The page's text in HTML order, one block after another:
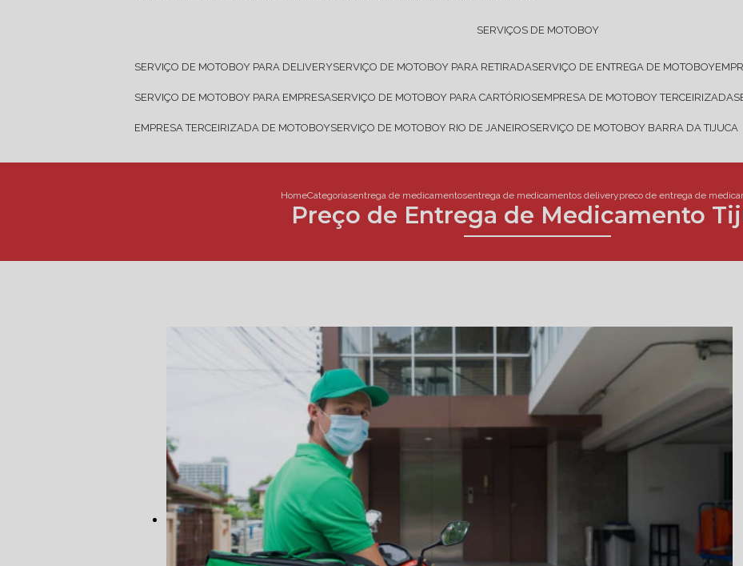
SERVIÇOS DE MOTOBOY
SERVIÇO DE MOTOBOY PARA DELIVERY SERVIÇO DE MOTOBOY PARA RETIRADA SERVIÇO DE ENTREGA DE MOTOBOY
SERVIÇO DE MOTOBOY PARA EMPRESA SERVIÇO DE MOTOBOY PARA CARTÓRIOS EMPRESA DE MOTOBOY TERCEIRIZADA
EMPRESA TERCEIRIZADA DE MOTOBOY SERVIÇO DE MOTOBOY RIO DE JANEIRO SERVIÇO DE MOTOBOY BARRA DA TIJUCA
HomeCategoriasentrega de medicamentosentrega de medicamentos deliverypreco de entrega de
Preço de Entrega de Medicamento